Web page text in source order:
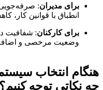
برای مدیران:
انطباق با قوانین کار،
برای کارکنان: شفافیت
وضعیت مرخصی و
هنگام انتخاب سیستم
چه نکاتی توجه کنیم؟